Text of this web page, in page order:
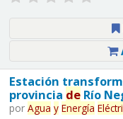
Estación
provincia deRío
por Agua y Energía